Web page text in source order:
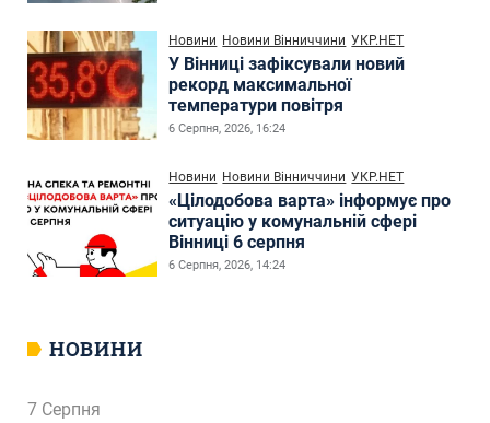
Новини Новини Вінниччини УКР.НЕТ
У Вінниці зафіксували новий
рекорд максимальної
температури повітря
6 Серпня, 2026, 16:24
Новини Новини Вінниччини УКР.НЕТ
«Цілодобова варта» інформує про
ситуацію у комунальній сфері
Вінниці 6 серпня
6 Серпня, 2026, 14:24
НОВИНИ
7 Серпня